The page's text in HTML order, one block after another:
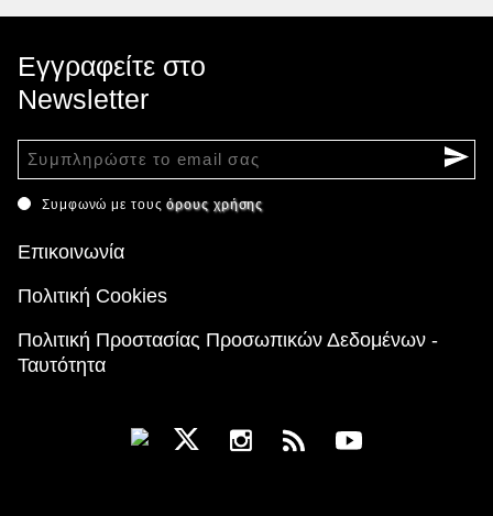
Εγγραφείτε στο
Newsletter
Συμφωνώ με τουςόρους χρήσης
Επικοινωνία
Πολιτική Cookies
Πολιτική Προστασίας Προσωπικών Δεδομένων -
Ταυτότητα